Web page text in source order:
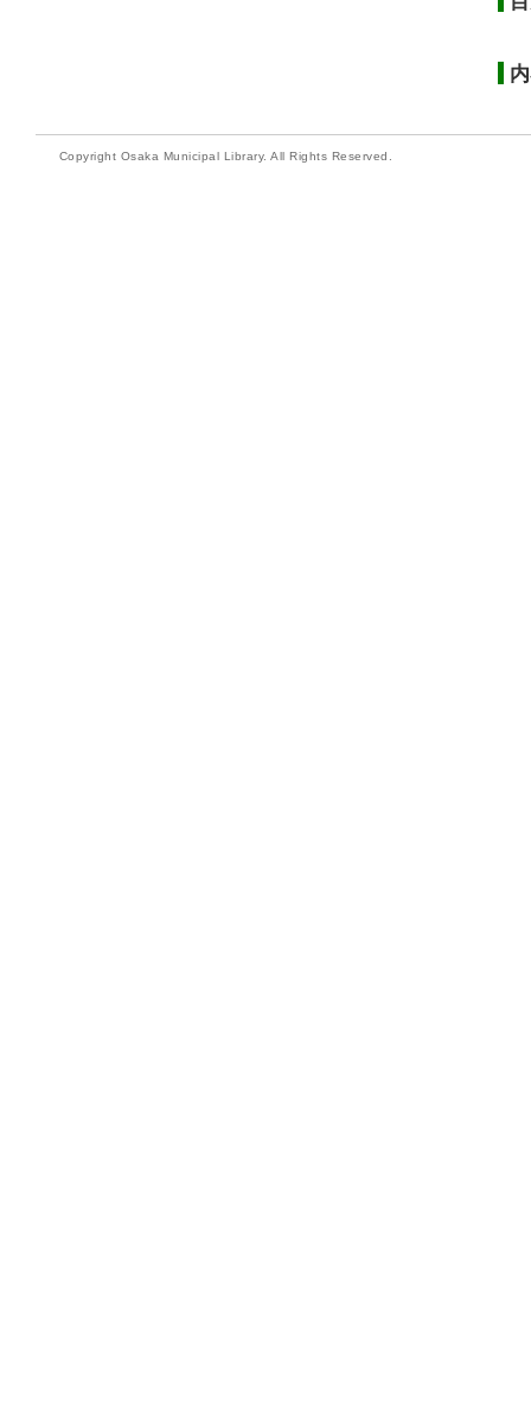
Copyright Osaka Municipal Library. All Rights Reserved.